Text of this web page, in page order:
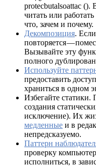
protecbutalsoattac ().
читать или
что, зачем и почему.
Декомпозиция.
повторяется —
Вызывайте эту
полного
Используйте
предоставить
храниться в одном
Избегайте статики.
создания
исключение). Их
медленные и в
непредсказуемо.
Паттерн
проверку
исполниться, в